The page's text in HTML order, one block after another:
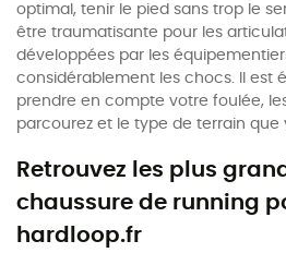
optimal, tenir le pied sans trop le
être traumatisante pour les
développées par les
considérablement les chocs. Il est
prendre en compte votre foulée,
parcourez et le type de terrain que
Retrouvez les plus
chaussure de running
hardloop.fr